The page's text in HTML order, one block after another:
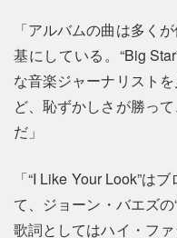
「アルバムの曲は多く
基にしている。“Big
な音楽ジャーナリスト
ど、恥ずかしさが勝っ
だ」
「“I Like Your Look”は
て、ジョーン・バエズの
歌詞としてはハイ・フ